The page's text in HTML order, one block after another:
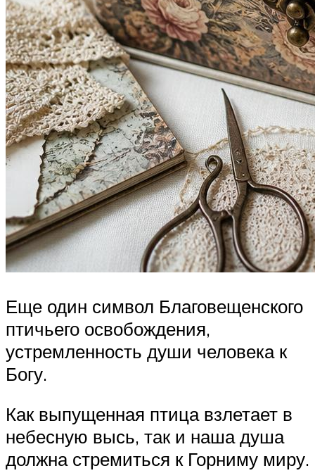
Еще один символ Благовещенского
птичьего освобождения,
устремленность души человека к
Богу.
Как выпущенная птица взлетает в
небесную высь, так и наша душа
должна стремиться к Горниму миру.